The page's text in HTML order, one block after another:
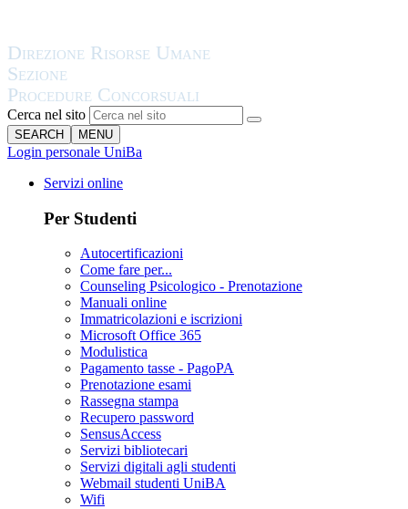
Cerca nel sito
SEARCH MENU
Login personale UniBa
Servizi online
Per Studenti
Autocertificazioni
Come fare per...
Counseling Psicologico - Prenotazione
Manuali online
Immatricolazioni e iscrizioni
Microsoft Office 365
Modulistica
Pagamento tasse - PagoPA
Prenotazione esami
Rassegna stampa
Recupero password
SensusAccess
Servizi bibliotecari
Servizi digitali agli studenti
Webmail studenti UniBA
Wifi